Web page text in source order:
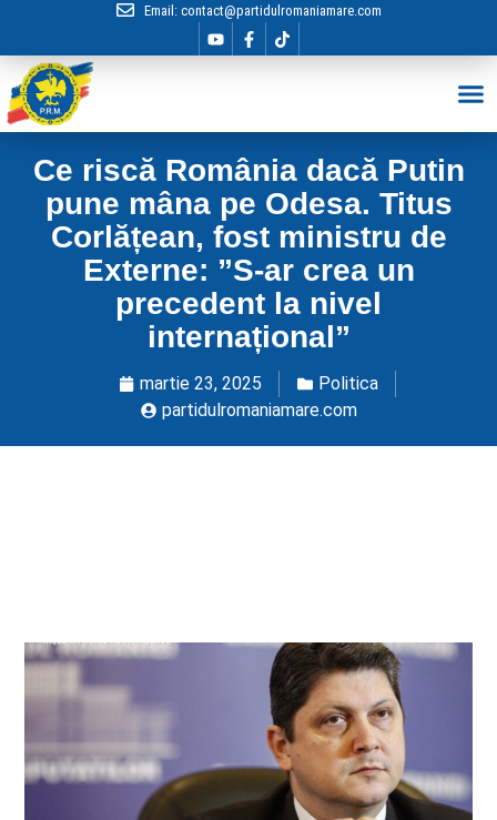
Email: contact@partidulromaniamare.com
Ce riscă România dacă Putin
pune mâna pe Odesa. Titus
Corlățean, fost ministru de
Externe: ”S-ar crea un
precedent la nivel
internațional”
martie 23, 2025
Politica
partidulromaniamare.com